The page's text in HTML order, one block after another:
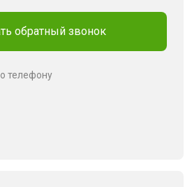
обратный звонок
телефону